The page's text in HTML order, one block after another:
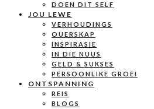
DOEN DIT SELF
JOU LEWE
VERHOUDINGS
OUERSKAP
INSPIRASIE
IN DIE NUUS
GELD & SUKSES
PERSOONLIKE GROEI
ONTSPANNING
REIS
BLOGS